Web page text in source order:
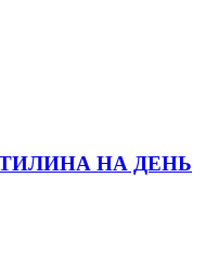
НА ДЕНЬ